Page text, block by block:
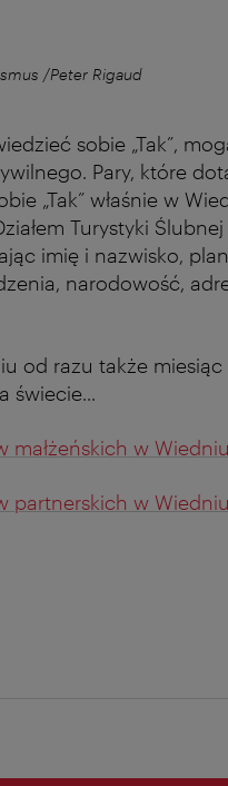
/Peter Rigaud
sobie „Tak”,
Pary, które
„Tak” właśnie w
Turystyki
imię i nazwisko,
narodowość,
od razu także
świecie...
w Wiedniu
partnerskich w Wiedniu